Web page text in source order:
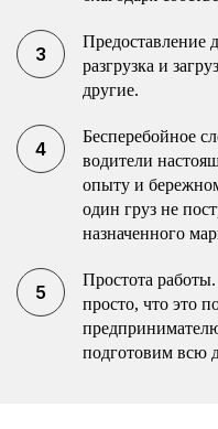
Предоставление
разгрузка и
другие.
Бесперебойное
водители
опыту и
один груз не
назначенного
Простота
просто, что это
подготовим всю